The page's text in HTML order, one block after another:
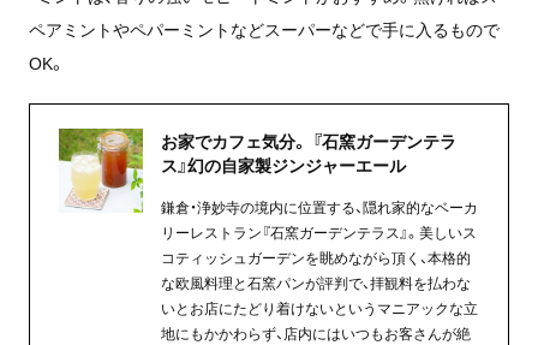
ペアミントやペパーミントなどスーパーなどで手に入るもので
OK。
お家でカフェ気分。 『石窯ガーデンテラ
ス』幻の自家製ジンジャーエール
鎌倉・浄妙寺の境内に位置する、隠れ家的なベーカ
リーレストラン『石窯ガーデンテラス』。美しいス
コティッシュガーデンを眺めながら頂く、本格的
な欧風料理と石窯パンが評判で、拝観料を払わな
いとお店にたどり着けないというマニアックな立
地にもかかわらず、店内にはいつもお客さんが絶